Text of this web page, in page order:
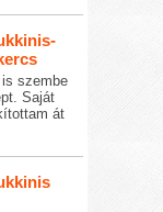
szembe
Saját
át